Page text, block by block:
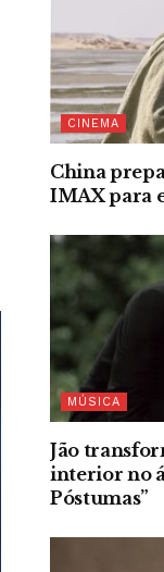
CINEMA
China
IMAX para
MÚSICA
Jão
interior no
Póstumas”